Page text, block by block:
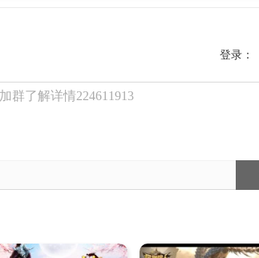
登录：
群了解详情224611913